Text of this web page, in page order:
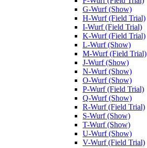
G-Wurf (Show)
H-Wurf (Field Trial)
I-Wurf (Field Trial)
K-Wurf (Field Trial)
L-Wurf (Show)
M-Wurf (Field Trial)
J-Wurf (Show)
N-Wurf (Show)
O-Wurf (Show)
P-Wurf (Field Trial)
Q-Wurf (Show)
R-Wurf (Field Trial)
S-Wurf (Show)
T-Wurf (Show)
U-Wurf (Show)
V-Wurf (Field Trial)